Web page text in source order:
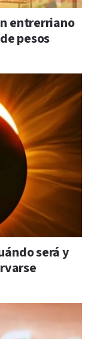
entrerriano
pesos
será y